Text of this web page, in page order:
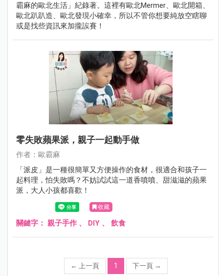
霸麻的歐北生活」紀錄著。這裡有歐北Mermer、歐北開箱、
歐北趴趴造、歐北發現小確幸，所以不管你想要純放空瞎聊
或是找些資訊來加攏誒賽！
零失敗蘋果派，親子一起動手做
作者：歐霸麻
「派皮」是一種很簡單又方便操作的食材，很適合和孩子一
起料理，怕失敗嗎？不妨試試這一道香噴噴、甜滋滋的蘋果
派，大人小孩都喜歡！
收藏
關鍵字： 親子手作 、 DIY 、 飲食
← 上一頁 1 下一頁 →